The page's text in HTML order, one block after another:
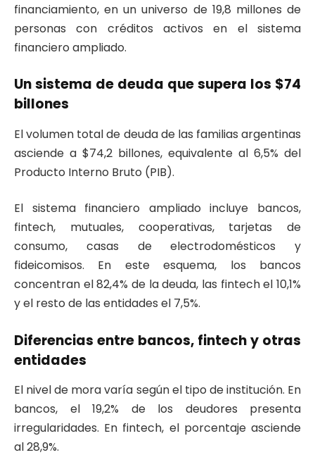
financiamiento, en un universo de 19,8 millones de
personas con créditos activos en el sistema
financiero ampliado.
Un sistema de deuda que supera los $74
billones
El volumen total de deuda de las familias argentinas
asciende a $74,2 billones, equivalente al 6,5% del
Producto Interno Bruto (PIB).
El sistema financiero ampliado incluye bancos,
fintech, mutuales, cooperativas, tarjetas de
consumo, casas de electrodomésticos y
fideicomisos. En este esquema, los bancos
concentran el 82,4% de la deuda, las fintech el 10,1%
y el resto de las entidades el 7,5%.
Diferencias entre bancos, fintech y otras
entidades
El nivel de mora varía según el tipo de institución. En
bancos, el 19,2% de los deudores presenta
irregularidades. En fintech, el porcentaje asciende
al 28,9%.